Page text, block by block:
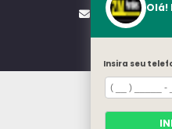
Olá!
Insira seu